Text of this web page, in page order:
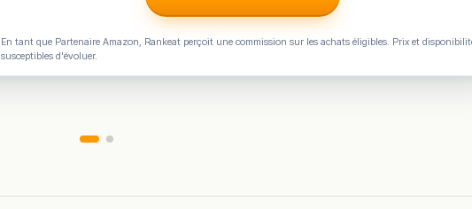
En tant que Partenaire Amazon, Rankeat perçoit une commission sur les achats éligibles. Prix et
susceptibles d'évoluer.